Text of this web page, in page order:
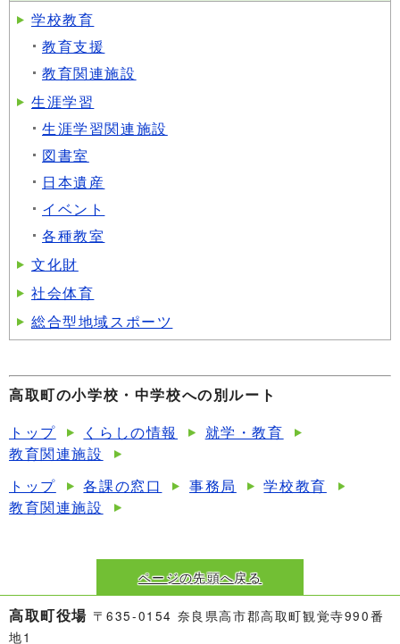
学校教育
教育支援
教育関連施設
生涯学習
生涯学習関連施設
図書室
日本遺産
イベント
各種教室
文化財
社会体育
総合型地域スポーツ
高取町の小学校・中学校への別ルート
トップ
くらしの情報
就学・教育
教育関連施設
トップ
各課の窓口 事務局
学校教育
教育関連施設
ページの先頭へ戻る
高取町役場 〒635-0154 奈良県高市郡高取町観覚寺990番
地1